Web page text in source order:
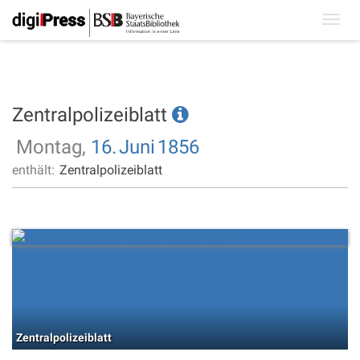
Zentralpolizeiblatt
Montag, 16.Juni 1856
enthält: Zentralpolizeiblatt
Zentralpolizeiblatt